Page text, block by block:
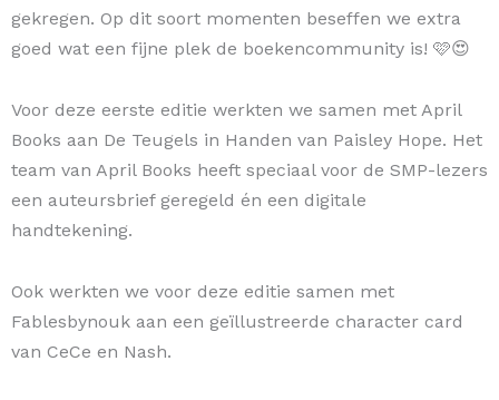
gekregen. Op dit soort momenten beseffen we extra
goed wat een fijne plek de boekencommunity is! 🩷😍
Voor deze eerste editie werkten we samen met April
Books aan De Teugels in Handen van Paisley Hope. Het
team van April Books heeft speciaal voor de SMP-lezers
een auteursbrief geregeld én een digitale
handtekening.
Ook werkten we voor deze editie samen met
Fablesbynouk aan een geïllustreerde character card
van CeCe en Nash.